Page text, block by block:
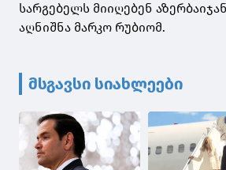
სარგებელს მიიღებენ
აღნიშნა მარკო რუბიომ.
მსგავსი სიახლეები